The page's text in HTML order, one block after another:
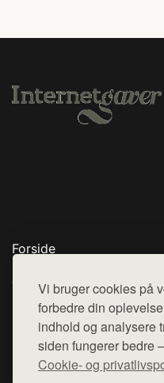
Vi bruger cookies på
forbedre din
indhold og analysere
siden fungerer bedre
Cookie- og
Forside
Top Rabatter
Blog
Kontakt